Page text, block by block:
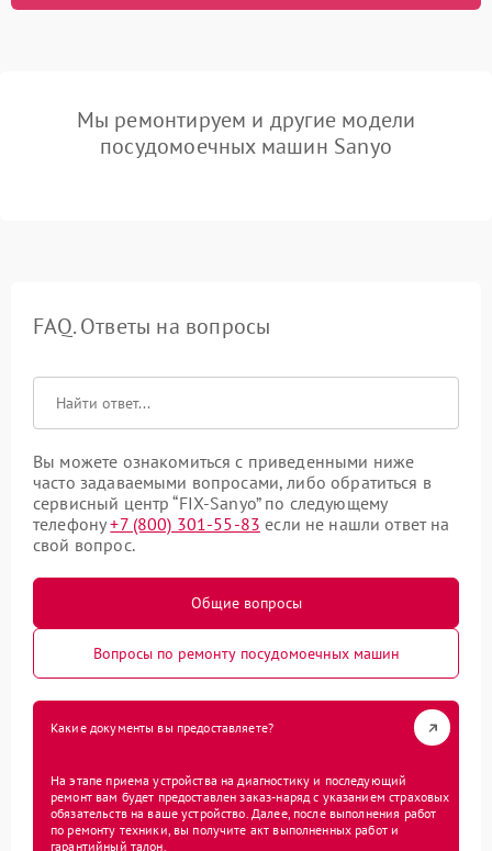
Мы ремонтируем и другие модели
посудомоечных машин Sanyo
FAQ. Ответы на вопросы
Вы можете ознакомиться с приведенными ниже
часто задаваемыми вопросами, либо обратиться в
сервисный центр “FIX-Sanyo” по следующему
телефону+7 (800) 301-55-83 если не нашли ответ на
свой вопрос.
Общие вопросы
Вопросы по ремонту посудомоечных машин
Какие документы вы предоставляете?
На этапе приема устройства на диагностику и последующий
ремонт вам будет предоставлен заказ-наряд с указанием страховых
обязательств на ваше устройство. Далее, после выполнения работ
по ремонту техники, вы получите акт выполненных работ и
гарантийный талон.